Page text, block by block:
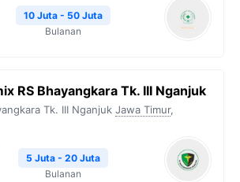
10 Juta - 50 Juta
Bulanan
RS Bhayangkara Tk. III Nganjuk
Tk. III Nganjuk Jawa Timur,
5 Juta - 20 Juta
Bulanan